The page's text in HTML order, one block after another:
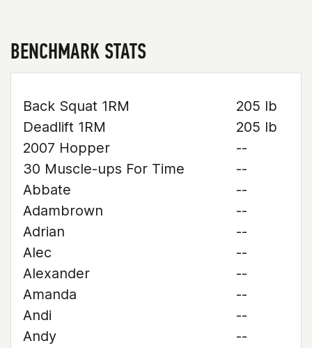
BENCHMARK STATS
Back Squat 1RM
205 lb
Deadlift 1RM
205 lb
2007 Hopper
--
30 Muscle-ups For Time
--
Abbate
--
Adambrown
--
Adrian
--
Alec
--
Alexander
--
Amanda
--
Andi
--
Andy
--